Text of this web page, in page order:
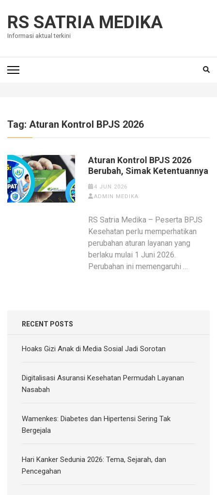
content
(Press
RS SATRIA MEDIKA
Informasi aktual terkini
Tag: Aturan Kontrol BPJS 2026
Aturan Kontrol BPJS 2026
Berubah, Simak Ketentuannya
4 JUN 2026
ADMIN MEDIKA
RS Satria Medika – Peserta BPJS
Kesehatan perlu memperhatikan
perubahan aturan layanan yang
berlaku mulai 1 Juni 2026.
Perubahan ini memengaruhi …
RECENT POSTS
Hoaks Gizi Anak di Media Sosial Jadi Sorotan
Digitalisasi Asuransi Kesehatan Permudah Layanan
Nasabah
Wamenkes: Diabetes dan Hipertensi Sering Tak
Bergejala
Hari Kanker Sedunia 2026: Tema, Sejarah, dan
Pencegahan